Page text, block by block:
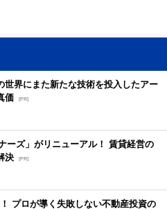
世界にまた新たな技術を投入したアー
価
[PR]
ーズ」がリニューアル！ 賃貸経営の
決 [PR]
プロが導く失敗しない不動産投資の